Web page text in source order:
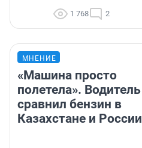
1 768 2
МНЕНИЕ
«Машина просто
полетела». Водитель
сравнил бензин в
Казахстане и России